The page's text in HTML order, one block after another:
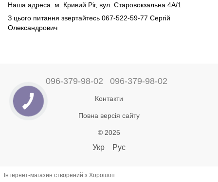
Наша адреса. м. Кривий Ріг, вул. Старовокзальна 4А/1
З цього питання звертайтесь 067-522-59-77 Сергій
Олександрович
096-379-98-02 096-379-98-02
Контакти
Повна версія сайту
© 2026
Укр Рус
Інтернет-магазин створений з Хорошоп